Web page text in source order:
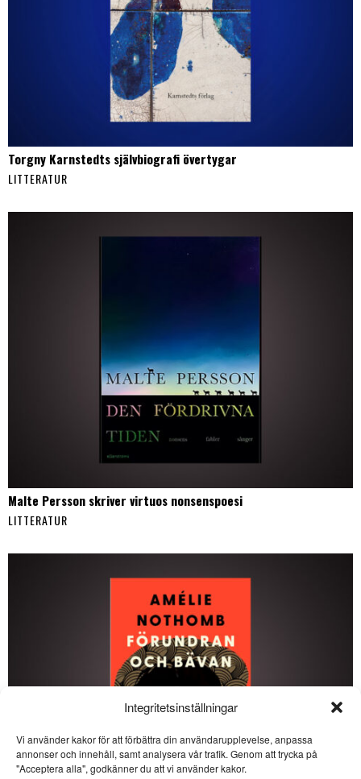
Integritetsinställningar
Vi använder kakor för att förbättra din användarupplevelse, anpassa
annonser och innehåll, samt analysera vår trafik. Genom att trycka på
"Acceptera alla", godkänner du att vi använder kakor.
Torgny Karnstedts självbiografi övertygar
LITTERATUR
Malte Persson skriver virtuos nonsenspoesi
LITTERATUR
SE ÄVEN